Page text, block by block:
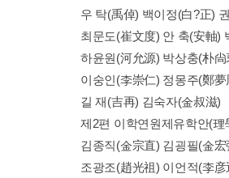
우 탁(禹倬) 백이정(白?正)
최문도(崔文度) 안 축(安軸)
하윤원(河允源) 박상충(朴
이숭인(李崇仁) 정몽주(鄭
길 재(吉再) 김숙자(金叔滋)
제2편 이학연원제유학안(理
김종직(金宗直) 김굉필(金
조광조(趙光祖) 이언적(李